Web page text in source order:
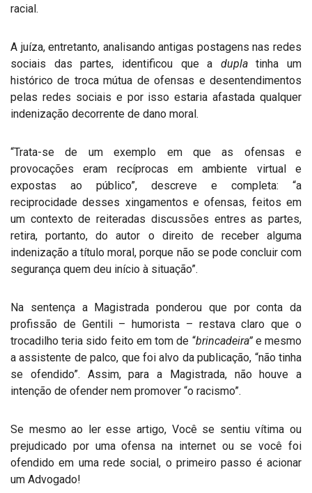
racial.
A juíza, entretanto, analisando antigas postagens nas redes
sociais das partes, identificou que a duplatinha um
histórico de troca mútua de ofensas e desentendimentos
pelas redes sociais e por isso estaria afastada qualquer
indenização decorrente de dano moral.
“Trata-se de um exemplo em que as ofensas e
provocações eram recíprocas em ambiente virtual e
expostas ao público”, descreve e completa: “a
reciprocidade desses xingamentos e ofensas, feitos em
um contexto de reiteradas discussões entres as partes,
retira, portanto, do autor o direito de receber alguma
indenização a título moral, porque não se pode concluir com
segurança quem deu início à situação”.
Na sentença a Magistrada ponderou que por conta da
profissão de Gentili – humorista – restava claro que o
trocadilho teria sido feito em tom de “brincadeira”e mesmo
a assistente de palco, que foi alvo da publicação, “não tinha
se ofendido”. Assim, para a Magistrada, não houve a
intenção de ofender nem promover “o racismo”.
Se mesmo ao ler esse artigo, Você se sentiu vítima ou
prejudicado por uma ofensa na internet ou se você foi
ofendido em uma rede social, o primeiro passo é acionar
um Advogado!